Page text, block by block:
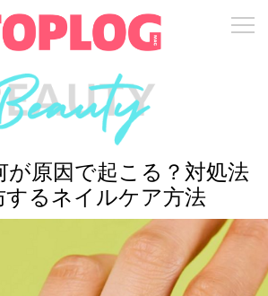
が原因で起こる？対処法
するネイルケア方法